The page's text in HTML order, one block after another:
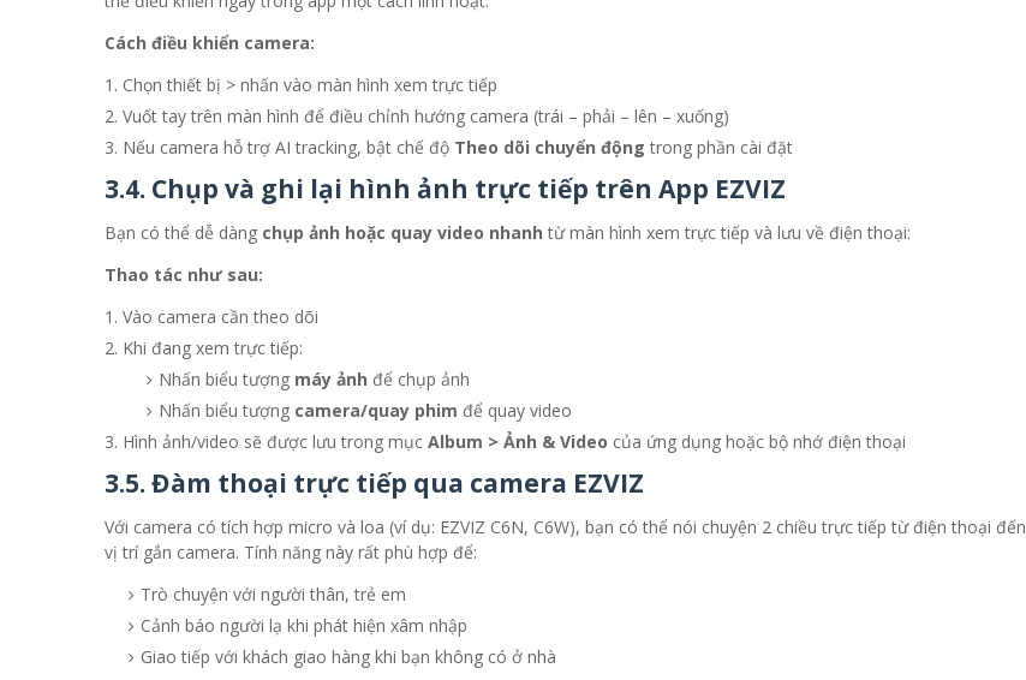
Cách điều khiển camera:
Chọn thiết bị > nhấn vào màn hình xem trực tiếp
Vuốt tay trên màn hình để điều chỉnh hướng camera (trái – phải – lên – xuống)
Nếu camera hỗ trợ AI tracking, bật chế độ Theo dõi chuyển động trong phần cài đặt
3.4. Chụp và ghi lại hình ảnh trực tiếp trên App EZVIZ
Bạn có thể dễ dàng chụp ảnh hoặc quay video nhanh từ màn hình xem trực tiếp và lưu về điện thoại:
Thao tác như sau:
Vào camera cần theo dõi
Khi đang xem trực tiếp:
Nhấn biểu tượng máy ảnh để chụp ảnh
Nhấn biểu tượng camera/quay phim để quay video
Hình ảnh/video sẽ được lưu trong mục Album > Ảnh & Video của ứng dụng hoặc bộ nhớ điện thoại
3.5. Đàm thoại trực tiếp qua camera EZVIZ
Với camera có tích hợp micro và loa (ví dụ: EZVIZ C6N, C6W), bạn có thể nói chuyện 2 chiều trực tiếp từ điện thoại đến
vị trí gắn camera. Tính năng này rất phù hợp để:
Trò chuyện với người thân, trẻ em
Cảnh báo người lạ khi phát hiện xâm nhập
Giao tiếp với khách giao hàng khi bạn không có ở nhà